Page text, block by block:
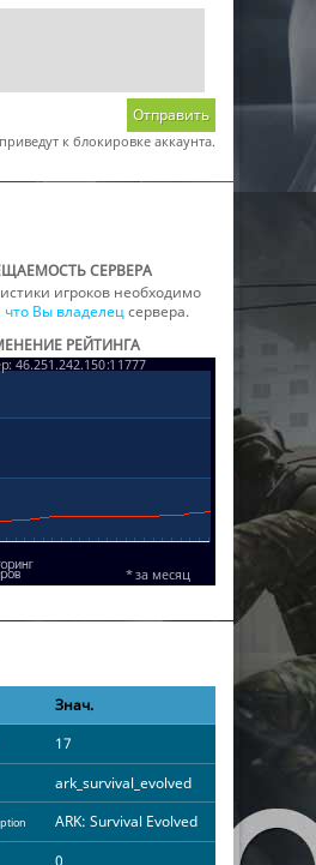
Отправить
к блокировке аккаунта.
СЕРВЕРА
игроков необходимо
что Вы владелецсервера.
РЕЙТИНГА
Знач.
17
ark_survival_evolved
ARK: Survival Evolved